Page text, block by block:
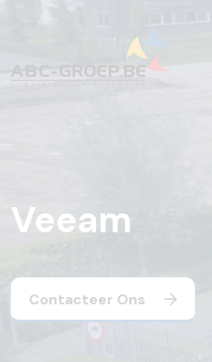
Veeam
Contacteer Ons